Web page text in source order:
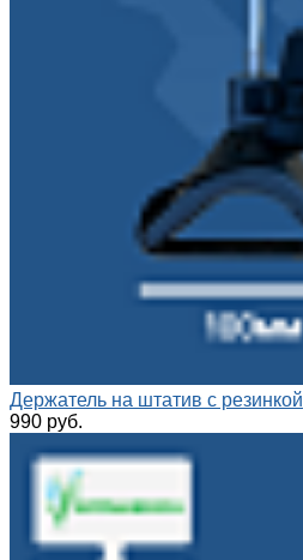
Держатель на штатив с резинкой
990 руб.